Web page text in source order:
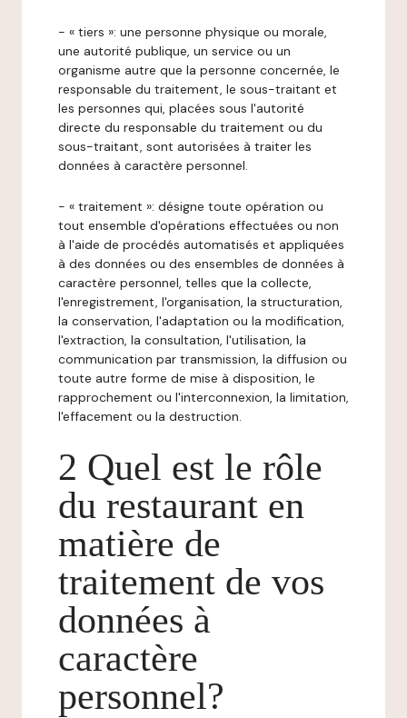
- « tiers »: une personne physique ou morale,
une autorité publique, un service ou un
organisme autre que la personne concernée, le
responsable du traitement, le sous-traitant et
les personnes qui, placées sous l'autorité
directe du responsable du traitement ou du
sous-traitant, sont autorisées à traiter les
données à caractère personnel.
- « traitement »: désigne toute opération ou
tout ensemble d'opérations effectuées ou non
à l'aide de procédés automatisés et appliquées
à des données ou des ensembles de données à
caractère personnel, telles que la collecte,
l'enregistrement, l'organisation, la structuration,
la conservation, l'adaptation ou la modification,
l'extraction, la consultation, l'utilisation, la
communication par transmission, la diffusion ou
toute autre forme de mise à disposition, le
rapprochement ou l'interconnexion, la limitation,
l'effacement ou la destruction.
2 Quel est le rôle
du restaurant en
matière de
traitement de vos
données à
caractère
personnel?